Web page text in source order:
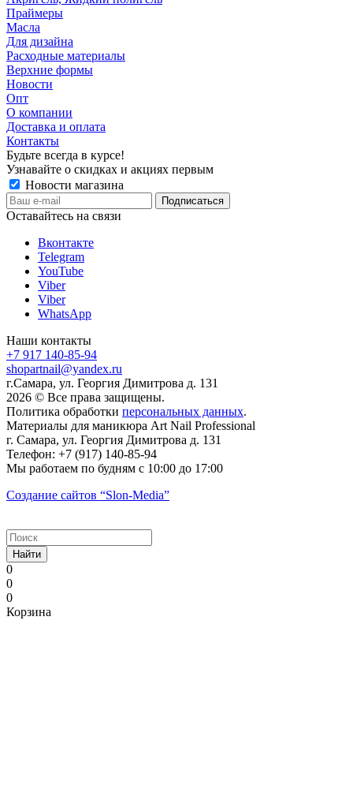
Праймеры
Масла
Для дизайна
Расходные материалы
Верхние формы
Новости
Опт
О компании
Доставка и оплата
Контакты
Будьте всегда в курсе!
Узнавайте о скидках и акциях первым
Новости магазина
Оставайтесь на связи
Вконтакте
Telegram
YouTube
Viber
Viber
WhatsApp
Наши контакты
+7 917 140-85-94
shopartnail@yandex.ru
г.Самара, ул. Георгия Димитрова д. 131
2026 © Все права защищены.
Политика обработки персональных данных.
Материалы для маникюра Art Nail Professional
г. Самара, ул. Георгия Димитрова д. 131
Телефон: +7 (917) 140-85-94
Мы работаем по будням с 10:00 до 17:00
Создание сайтов “Slon-Media”
Найти
0
0
0
Корзина